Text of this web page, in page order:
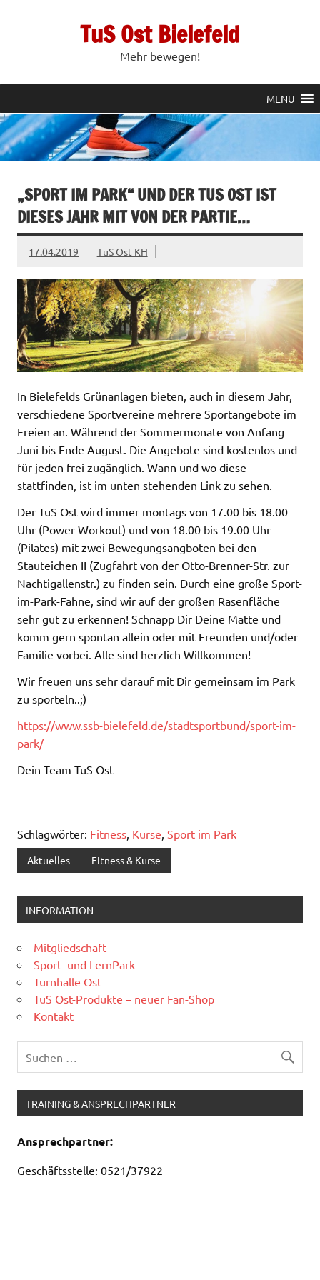
TuS Ost Bielefeld
Mehr bewegen!
MENU
„SPORT IM PARK“ UND DER TUS OST IST
DIESES JAHR MIT VON DER PARTIE…
17.04.2019 TuS Ost KH
In Bielefelds Grünanlagen bieten, auch in diesem Jahr,
verschiedene Sportvereine mehrere Sportangebote im
Freien an. Während der Sommermonate von Anfang
Juni bis Ende August. Die Angebote sind kostenlos und
für jeden frei zugänglich. Wann und wo diese
stattfinden, ist im unten stehenden Link zu sehen.
Der TuS Ost wird immer montags von 17.00 bis 18.00
Uhr (Power-Workout) und von 18.00 bis 19.00 Uhr
(Pilates) mit zwei Bewegungsangboten bei den
Stauteichen II (Zugfahrt von der Otto-Brenner-Str. zur
Nachtigallenstr.) zu finden sein. Durch eine große Sport-
im-Park-Fahne, sind wir auf der großen Rasenfläche
sehr gut zu erkennen! Schnapp Dir Deine Matte und
komm gern spontan allein oder mit Freunden und/oder
Familie vorbei. Alle sind herzlich Willkommen!
Wir freuen uns sehr darauf mit Dir gemeinsam im Park
zu sporteln..;)
https://www.ssb-bielefeld.de/stadtsportbund/sport-im-
park/
Dein Team TuS Ost
Schlagwörter: Fitness Kurse Sport im Park
Aktuelles Fitness & Kurse
INFORMATION
Mitgliedschaft
Sport- und LernPark
Turnhalle Ost
TuS Ost-Produkte – neuer Fan-Shop
Kontakt
TRAINING & ANSPRECHPARTNER
Ansprechpartner:
Geschäftsstelle: 0521/37922